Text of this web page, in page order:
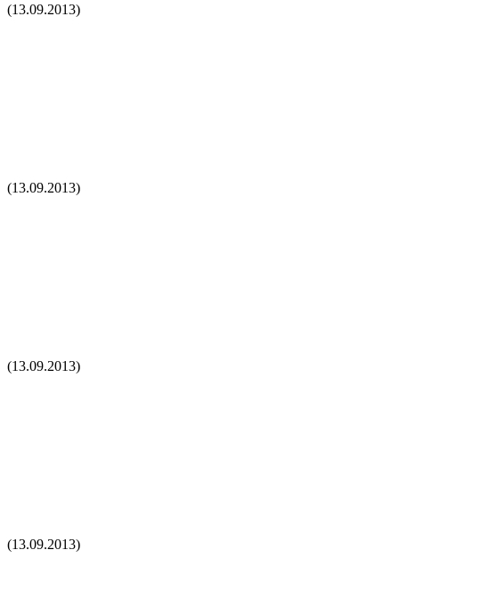
(13.09.2013)
(13.09.2013)
(13.09.2013)
(13.09.2013)